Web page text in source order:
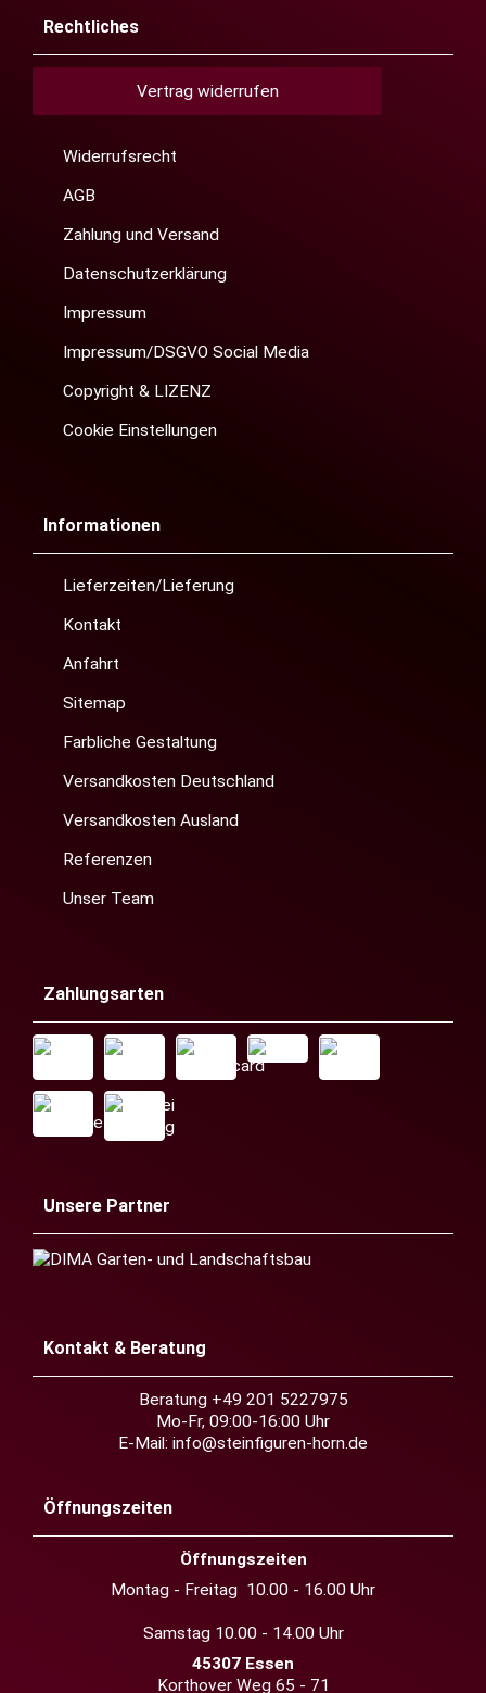
Rechtliches
Vertrag widerrufen
Widerrufsrecht
AGB
Zahlung und Versand
Datenschutzerklärung
Impressum
Impressum/DSGVO Social Media
Copyright & LIZENZ
Cookie Einstellungen
Informationen
Lieferzeiten/Lieferung
Kontakt
Anfahrt
Sitemap
Farbliche Gestaltung
Versandkosten Deutschland
Versandkosten Ausland
Referenzen
Unser Team
Zahlungsarten
Unsere Partner
Kontakt & Beratung
Beratung +49 201 5227975
Mo-Fr, 09:00-16:00 Uhr
E-Mail: info@steinfiguren-horn.de
Öffnungszeiten
Öffnungszeiten
Montag - Freitag 10.00 - 16.00 Uhr
Samstag 10.00 - 14.00 Uhr
45307 Essen
Korthover Weg 65 - 71